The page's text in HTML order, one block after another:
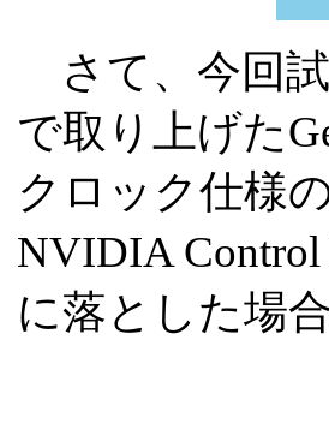
さて、今回
で取り上げた
クロック仕様
NVIDIA
に落とした場